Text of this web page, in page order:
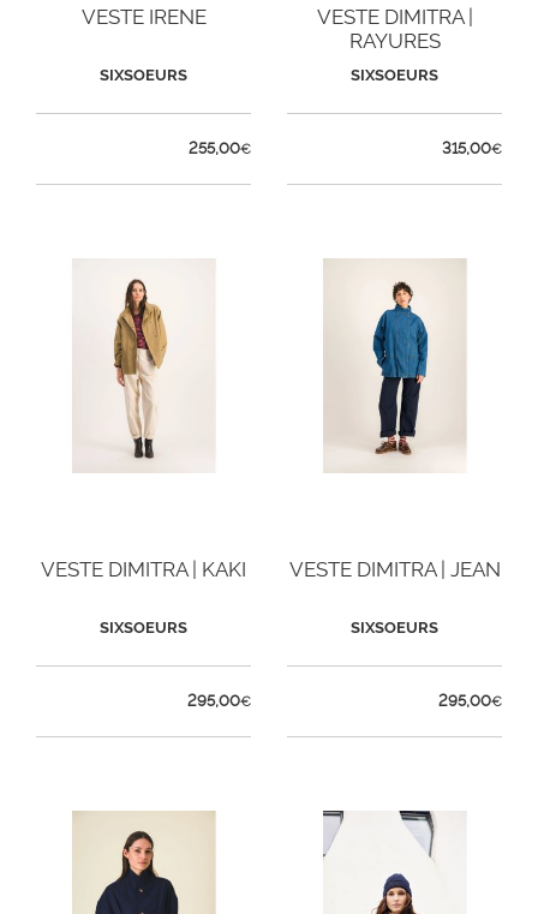
VESTE IRENE
SIXSOEURS
255,00€
VESTE DIMITRA |
RAYURES
SIXSOEURS
315,00€
VESTE DIMITRA | KAKI
SIXSOEURS
295,00€
VESTE DIMITRA | JEAN
SIXSOEURS
295,00€